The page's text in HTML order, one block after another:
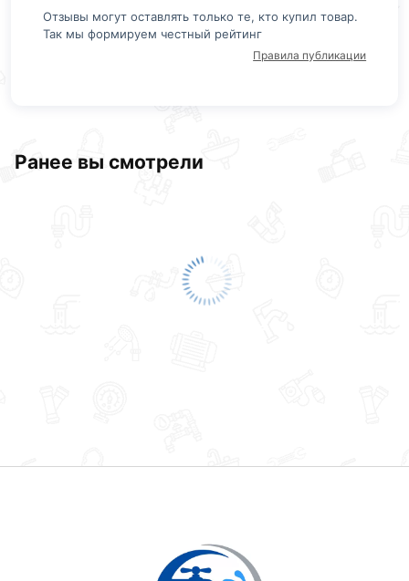
Отзывы могут оставлять только те, кто купил товар.
Так мы формируем честный рейтинг
Правила публикации
Ранее вы смотрели